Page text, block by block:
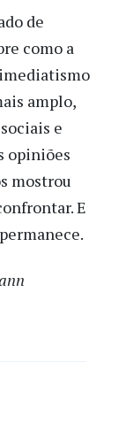
de
como a
amplo,
e
opiniões
mostrou
E